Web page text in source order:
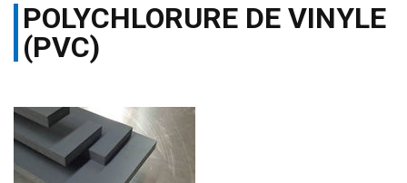
POLYCHLORURE DE VINYLE
(PVC)